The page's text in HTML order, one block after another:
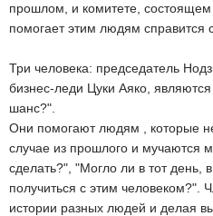
прошлом, и комитете, состоящем
помогает этим людям справится
Три человека: председатель
бизнес-леди Цуки Аяко,
шанс?".
Они помогают людям , которые
случае из прошлого и мучаются
сделать?", "Могло ли в тот день,
получиться с этим человеком?".
истории разных людей и делая